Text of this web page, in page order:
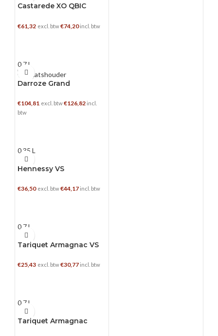
Castarede XO QBIC
€61,32 excl. btw€74,20incl. btw
0.7 L
Darroze Grand
€104,81 excl. btw€126,82 incl.
btw
0.35 L
Hennessy VS
€36,50 excl. btw€44,17 incl. btw
0.7 L
Tariquet Armagnac VS
€25,43 excl. btw€30,77 incl. btw
0.7 L
Tariquet Armagnac